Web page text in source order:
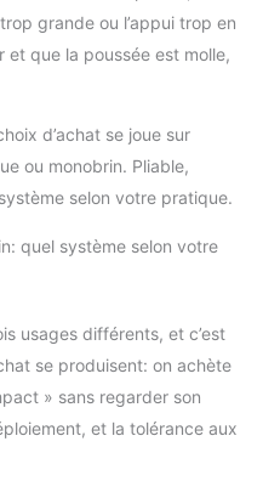
grande ou l’appui trop en
que la poussée est molle,
d’achat se joue sur
ou monobrin. Pliable,
selon votre pratique.
quel système selon votre
usages différents, et c’est
se produisent: on achète
» sans regarder son
et la tolérance aux